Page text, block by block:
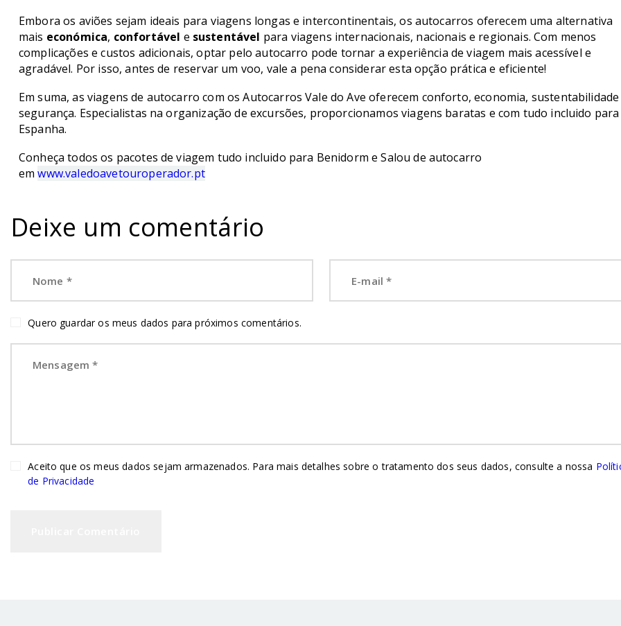
Embora os aviões sejam ideais para viagens longas e intercontinentais, os autocarros oferecem uma alternativa
mais económica, confortável e sustentável para viagens internacionais, nacionais e regionais. Com menos
complicações e custos adicionais, optar pelo autocarro pode tornar a experiência de viagem mais acessível e
agradável. Por isso, antes de reservar um voo, vale a pena considerar esta opção prática e eficiente!
Em suma, as viagens de autocarro com os Autocarros Vale do Ave oferecem conforto, economia,
segurança. Especialistas na organização de excursões, proporcionamos viagens baratas e com tudo incluido para
Espanha.
Conheça todos os pacotes de viagem tudo incluido para Benidorm e Salou de autocarro
emwww.valedoavetouroperador.pt
Deixe um comentário
Quero guardar os meus dados para próximos comentários.
Aceito que os meus dados sejam armazenados. Para mais detalhes sobre o tratamento dos seus dados, consulte a nossa
de Privacidade